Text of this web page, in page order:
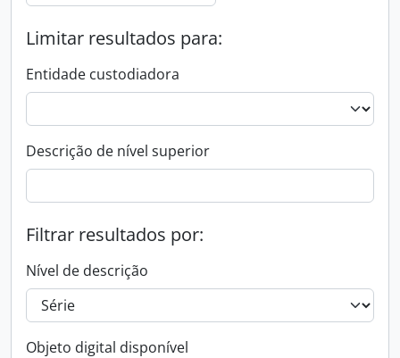
Limitar resultados para:
Entidade custodiadora
Descrição de nível superior
Filtrar resultados por:
Nível de descrição
Objeto digital disponível